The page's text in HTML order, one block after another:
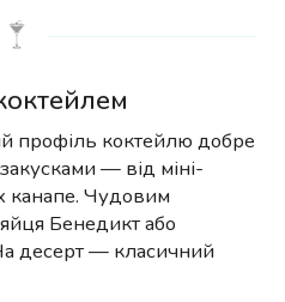
профіль коктейлю добре
— від міні-
канапе. Чудовим
Бенедикт або
десерт — класичний